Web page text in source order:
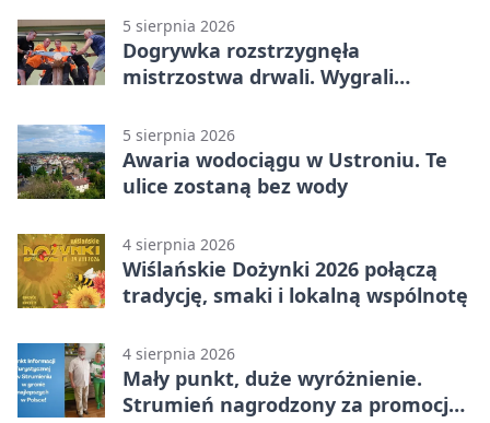
5 sierpnia 2026
Dogrywka rozstrzygnęła
mistrzostwa drwali. Wygrali
5 sierpnia 2026
Awaria wodociągu w Ustroniu. Te
ulice zostaną bez wody
4 sierpnia 2026
Wiślańskie Dożynki 2026 połączą
tradycję, smaki i lokalną wspólnotę
4 sierpnia 2026
Mały punkt, duże wyróżnienie.
Strumień nagrodzony za promocję